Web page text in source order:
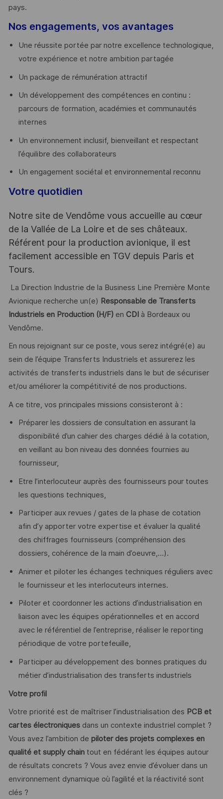
pays. ​
Nos engagements, vos avantages
Une réussite portée par notre excellence technologique,
votre expérience et notre ambition partagée
Un package de rémunération attractif
Un développement des compétences en continu :
parcours de formation, académies et communautés
internes
Un environnement inclusif, bienveillant et respectant
l’équilibre des collaborateurs
Un engagement sociétal et environnemental reconnu
Votre quotidien
Notre site de Vendôme vous accueille au cœur
de la Vallée de La Loire et de ses châteaux.
Référent pour la production avionique, il est
facilement accessible en TGV depuis Paris et
Tours.
La Direction Industrie de la Business Line Première Monte
Avionique recherche un(e) Responsable de Transferts
Industriels en Production (H/F) en CDI à Bordeaux ou
Vendôme.
En nous rejoignant sur ce poste, vous serez intégré(e) au
sein de l’équipe Transferts Industriels et assurerez les
activités de transferts industriels dans le but de sécuriser
et/ou améliorer la compétitivité de nos productions.
A ce titre, vos principales missions consisteront à :
Préparer les dossiers de consultation en assurant la
disponibilité d’un cahier des charges dédié à la cotation,
en veillant au bon niveau des données fournies au
fournisseur,
Etre l’interlocuteur auprès des fournisseurs pour toutes
les questions techniques,
Participer aux revues / gates de la phase de cotation
afin d’y apporter votre expertise et évaluer la qualité
des chiffrages fournisseurs (compréhension des
dossiers, cohérence de la main d’oeuvre,…).
Animer et piloter les échanges techniques réguliers avec
le fournisseur et les interlocuteurs internes.
Piloter et coordonner les actions d’industrialisation en
liaison avec les équipes opérationnelles et en accord
avec le référentiel de l’entreprise, réaliser le reporting
périodique de votre portefeuille,
Participer au développement des bonnes pratiques du
métier d’industrialisation des transferts industriels
Votre profil
Votre priorité est de maîtriser l’industrialisation des PCB et
cartes électroniques dans un contexte industriel complet ?
Vous avez l’ambition de piloter des projets complexes en
qualité et supply chaintout en fédérant les équipes autour
de résultats concrets ? Vous avez envie d’évoluer dans un
environnement dynamique où l’agilité et la réactivité sont
clés ?